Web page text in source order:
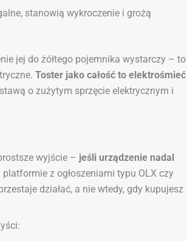
stanowią wykroczenie i grożą
jej do żółtego pojemnika wystarczy – to
Toster jako całość to elektrośmieć
o zużytym sprzęcie elektrycznym i
wyjście – jeśli urządzenie nadal
z ogłoszeniami typu OLX czy
działać, a nie wtedy, gdy kupujesz